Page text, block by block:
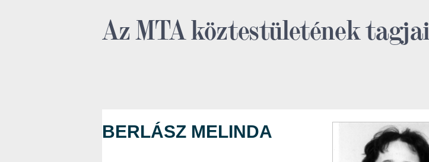
Az MTA köztestületének tagjai
BERLÁSZ MELINDA